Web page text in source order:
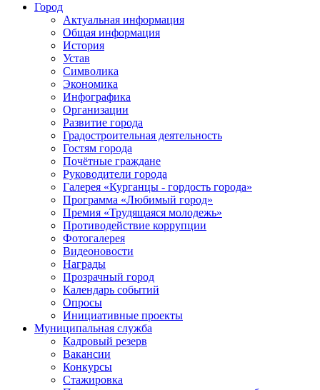
Город
Актуальная информация
Общая информация
История
Устав
Символика
Экономика
Инфографика
Организации
Развитие города
Градостроительная деятельность
Гостям города
Почётные граждане
Руководители города
Галерея «Курганцы - гордость города»
Программа «Любимый город»
Премия «Трудящаяся молодежь»
Противодействие коррупции
Фотогалерея
Видеоновости
Награды
Прозрачный город
Календарь событий
Опросы
Инициативные проекты
Муниципальная служба
Кадровый резерв
Вакансии
Конкурсы
Стажировка